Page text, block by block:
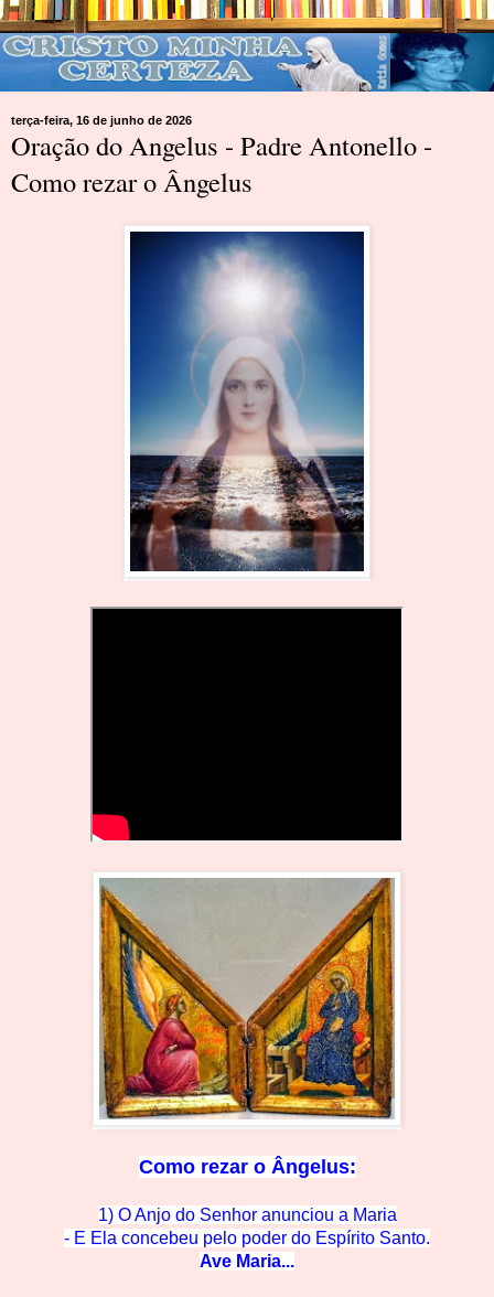
terça-feira, 16 de junho de 2026
Oração do Angelus - Padre Antonello -
Como rezar o Ângelus
Como rezar o Ângelus:
1) O Anjo do Senhor anunciou a Maria
- E Ela concebeu pelo poder do Espírito Santo.
Ave Maria...